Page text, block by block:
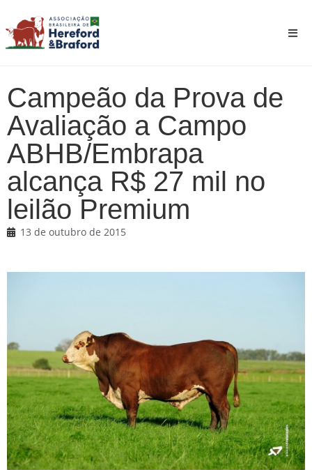
Campeão da Prova de
Avaliação a Campo
ABHB/Embrapa
alcança R$ 27 mil no
leilão Premium
13 de outubro de 2015